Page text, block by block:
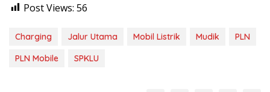
Post Views: 56
Charging Jalur Utama Mobil Listrik Mudik
PLN
PLN Mobile
SPKLU